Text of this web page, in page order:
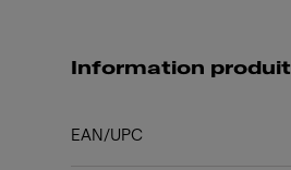
Information produit
EAN/UPC